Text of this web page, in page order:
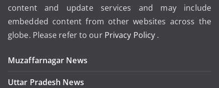
content and update services and may include
embedded content from other websites across the
globe. Please refer to our Privacy Policy .
Muzaffarnagar News
Uttar Pradesh News